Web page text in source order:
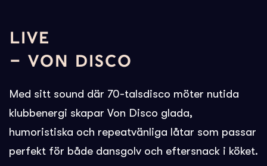
LIVE
– VON DISCO
Med sitt sound där 70-talsdisco möter nutida
klubbenergi skapar Von Disco glada,
humoristiska och repeatvänliga låtar som passar
perfekt för både dansgolv och eftersnack i köket.